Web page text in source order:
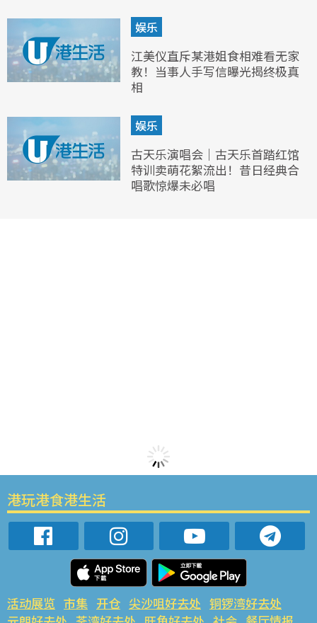
娱乐
江美仪直斥某港姐食相难看无家
教！当事人手写信曝光揭终极真
相
娱乐
古天乐演唱会｜古天乐首踏红馆
特训卖萌花絮流出！昔日经典合
唱歌惊爆未必唱
港玩港食港生活
活动展览 市集 开仓 尖沙咀好去处 铜锣湾好去处